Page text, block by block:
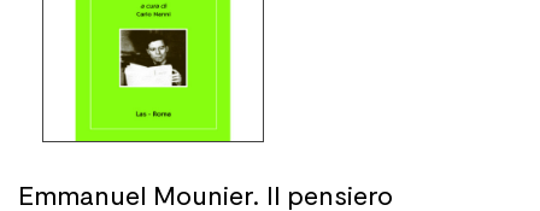
Emmanuel Mounier. Il pensiero